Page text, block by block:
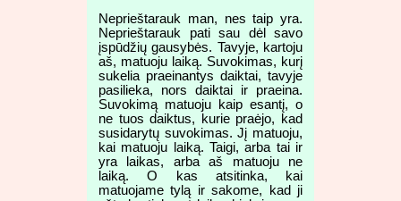
Neprieštarauk man, nes taip yra.
Neprieštarauk pati sau dėl savo
įspūdžių gausybės. Tavyje, kartoju
aš, matuoju laiką. Suvokimas, kurį
sukelia praeinantys daiktai, tavyje
pasilieka, nors daiktai ir praeina.
Suvokimą matuoju kaip esantį, o
ne tuos daiktus, kurie praėjo, kad
susidarytų suvokimas. Jį matuoju,
kai matuoju laiką. Taigi, arba tai ir
yra laikas, arba aš matuoju ne
laiką. O kas atsitinka, kai
matuojame tylą ir sakome, kad ji